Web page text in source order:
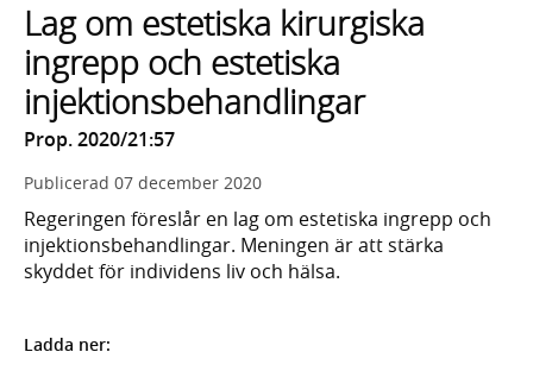
Lag om estetiska kirurgiska
ingrepp och estetiska
injektionsbehandlingar
Prop. 2020/21:57
Publicerad 07 december 2020
Regeringen föreslår en lag om estetiska ingrepp och
injektionsbehandlingar. Meningen är att stärka
skyddet för individens liv och hälsa.
Ladda ner: